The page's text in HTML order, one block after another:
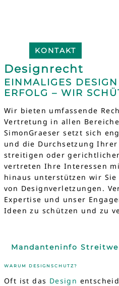
KONTAKT
Designrecht
EINMALIGES
ERFOLG – WIR
Wir bieten umfassende
Vertretung in allen
SimonGraeser setzt sich
und die Durchsetzung
streitigen oder
vertreten Ihre Interessen
hinaus unterstützen wir
von Designverletzungen.
Expertise und unser
Ideen zu schützen und zu
Mandanteninfo
WARUM DESIGNSCHUTZ?
Oft ist das Design